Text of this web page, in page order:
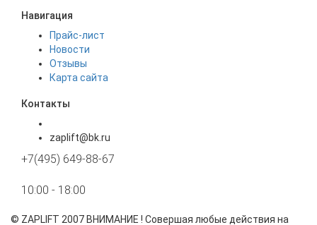
Навигация
Прайс-лист
Новости
Отзывы
Карта сайта
Контакты
zaplift@bk.ru
+7(495) 649-88-67
10:00 - 18:00
© ZAPLIFT 2007 ВНИМАНИЕ ! Совершая любые действия на